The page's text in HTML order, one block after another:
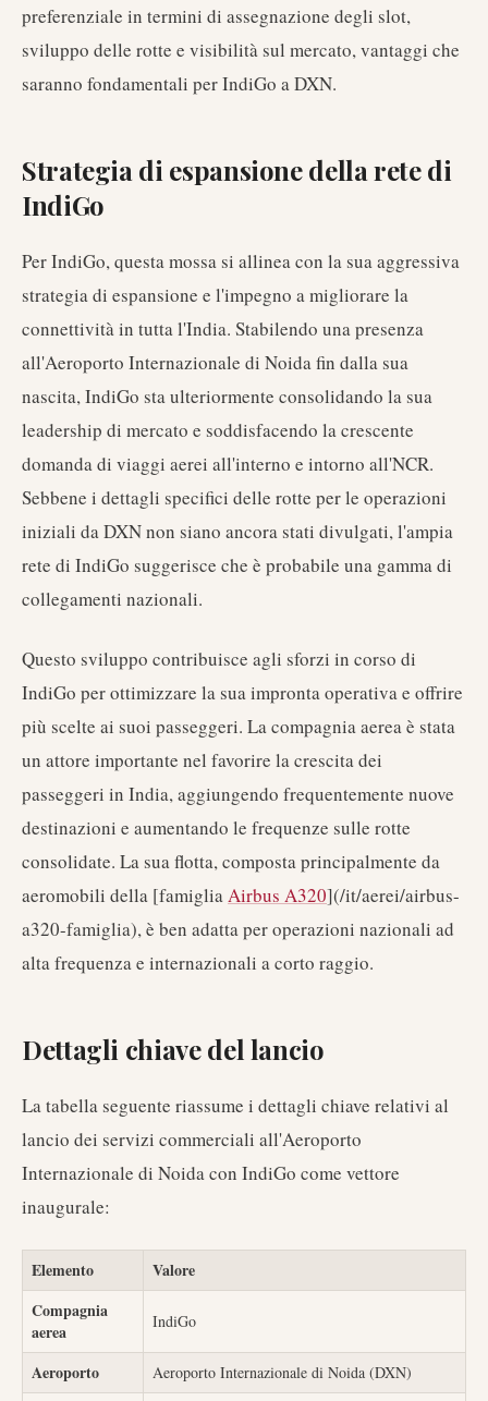
preferenziale in termini di assegnazione degli slot,
sviluppo delle rotte e visibilità sul mercato, vantaggi che
saranno fondamentali per IndiGo a DXN.
Strategia di espansione della rete di
IndiGo
Per IndiGo, questa mossa si allinea con la sua aggressiva
strategia di espansione e l'impegno a migliorare la
connettività in tutta l'India. Stabilendo una presenza
all'Aeroporto Internazionale di Noida fin dalla sua
nascita, IndiGo sta ulteriormente consolidando la sua
leadership di mercato e soddisfacendo la crescente
domanda di viaggi aerei all'interno e intorno all'NCR.
Sebbene i dettagli specifici delle rotte per le operazioni
iniziali da DXN non siano ancora stati divulgati, l'ampia
rete di IndiGo suggerisce che è probabile una gamma di
collegamenti nazionali.
Questo sviluppo contribuisce agli sforzi in corso di
IndiGo per ottimizzare la sua impronta operativa e offrire
più scelte ai suoi passeggeri. La compagnia aerea è stata
un attore importante nel favorire la crescita dei
passeggeri in India, aggiungendo frequentemente nuove
destinazioni e aumentando le frequenze sulle rotte
consolidate. La sua flotta, composta principalmente da
aeromobili della [famigliaAirbus A320](/it/aerei/airbus-
a320-famiglia), è ben adatta per operazioni nazionali ad
alta frequenza e internazionali a corto raggio.
Dettagli chiave del lancio
La tabella seguente riassume i dettagli chiave relativi al
lancio dei servizi commerciali all'Aeroporto
Internazionale di Noida con IndiGo come vettore
inaugurale:
Elemento
Valore
Compagnia
aerea
IndiGo
Aeroporto Aeroporto Internazionale di Noida (DXN)